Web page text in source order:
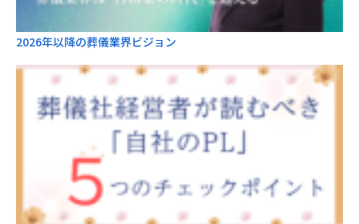
2026年以降の葬儀業界ビジョン